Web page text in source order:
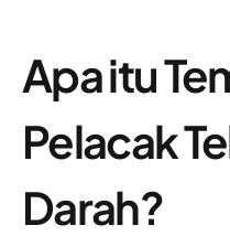
Apa itu
Pelacak
Darah?